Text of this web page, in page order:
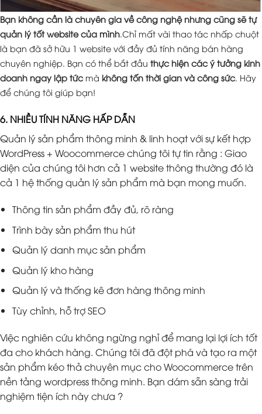
Bạn không cần là chuyên gia về công nghệ nhưng cũng sẽ tự
quản lý tốt website của mình.Chỉ mất vài thao tác nhấp chuột
là bạn đã sở hữu 1 website với đầy đủ tính năng bán hàng
chuyên nghiệp. Bạn có thể bắt đầu thực hiện các ý tưởng kinh
doanh ngay lập tứcmà không tốn thời gian và công sức. Hãy
để chúng tôi giúp bạn!
6. NHIỀU TÍNH NĂNG HẤP DẪN
Quản lý sản phẩm thông minh & linh hoạt với sự kết hợp
WordPress + Woocommerce chúng tôi tự tin rằng : Giao
diện của chúng tôi hơn cả 1 website thông thường đó là
cả 1 hệ thống quản lý sản phẩm mà bạn mong muốn.
Thông tin sản phẩm đầy đủ, rõ ràng
Trình bày sản phẩm thu hút
Quản lý danh mục sản phẩm
Quản lý kho hàng
Quản lý và thống kê đơn hàng thông minh
Tùy chỉnh, hỗ trợ SEO
Việc nghiên cứu không ngừng nghỉ để mang lại lợi ích tốt
đa cho khách hàng. Chúng tôi đã đột phá và tạo ra một
sản phẩm kéo thả chuyên mục cho Woocommerce trên
nền tảng wordpress thông minh. Bạn dám sẵn sàng trải
nghiệm tiện ích này chưa ?